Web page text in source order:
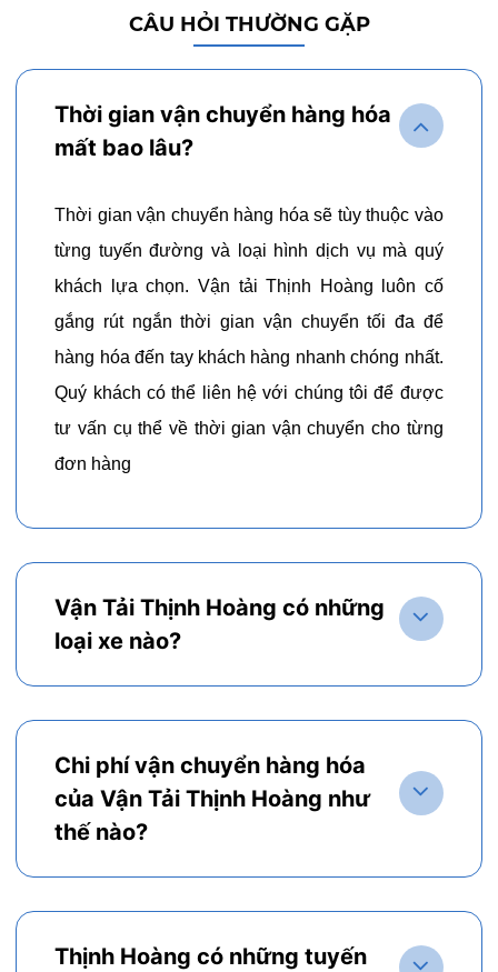
CÂU HỎI THƯỜNG GẶP
Thời gian vận chuyển hàng hóa
mất bao lâu?
Thời gian vận chuyển hàng hóa sẽ tùy thuộc vào
từng tuyến đường và loại hình dịch vụ mà quý
khách lựa chọn. Vận tải Thịnh Hoàng luôn cố
gắng rút ngắn thời gian vận chuyển tối đa để
hàng hóa đến tay khách hàng nhanh chóng nhất.
Quý khách có thể liên hệ với chúng tôi để được
tư vấn cụ thể về thời gian vận chuyển cho từng
đơn hàng
Vận Tải Thịnh Hoàng có những
loại xe nào?
Chi phí vận chuyển hàng hóa
của Vận Tải Thịnh Hoàng như
thế nào?
Thịnh Hoàng có những tuyến